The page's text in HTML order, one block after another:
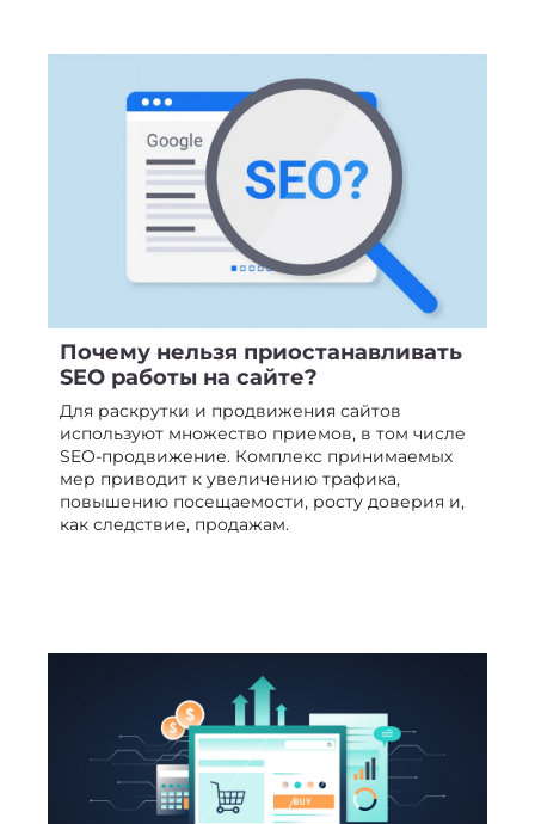
Почему нельзя приостанавливать
SEO работы на сайте?
Для раскрутки и продвижения сайтов
используют множество приемов, в том числе
SEO-продвижение. Комплекс принимаемых
мер приводит к увеличению трафика,
повышению посещаемости, росту доверия и,
как следствие, продажам.